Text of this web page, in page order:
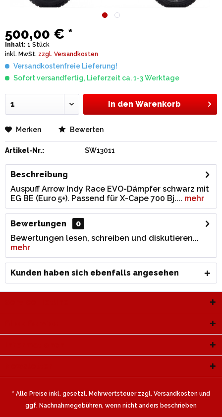
500,00 € *
Inhalt: 1 Stück
inkl. MwSt. zzgl. Versandkosten
Versandkostenfreie Lieferung!
Sofort versandfertig, Lieferzeit ca. 1-3 Werktage
In den Warenkorb
Merken Bewerten
Artikel-Nr.: SW13011
Beschreibung
Auspuff Arrow Indy Race EVO-Dämpfer schwarz mit
EG BE (Euro 5+). Passend für X-Cape 700 Bj.... mehr
Bewertungen
0
Bewertungen lesen, schreiben und diskutieren...
mehr
Kunden haben sich ebenfalls angesehen
* Alle Preise inkl. gesetzl. Mehrwertsteuer zzgl. Versandkosten und
ggf. Nachnahmegebühren, wenn nicht anders beschrieben